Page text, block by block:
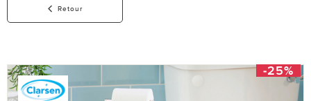
Retour
-25%